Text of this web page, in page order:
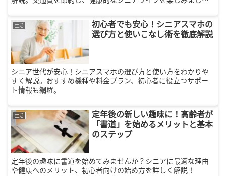
生活
初心者でも安心！シニアスマホの
選び方と使いこなし術を徹底解説
シニア世代が安心！シニアスマホの選び方と使い方をわかりや
すく解説。おすすめ機種や料金プラン、初心者に役立つサポー
ト情報も網羅。
生活
定年後の新しい趣味に！高齢者が
「書道」を始めるメリットと基本
のステップ
定年後の趣味に書道を始めてみませんか？シニアに最適な理由
や健康へのメリット、初心者向けの始め方を詳しく解説！